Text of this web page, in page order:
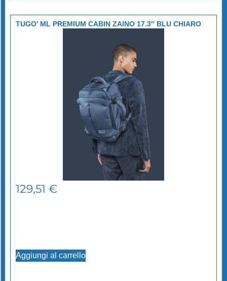
TUGO’ ML PREMIUM CABIN ZAINO 17.3″ BLU CHIARO
129,51 €
Aggiungi al carrello